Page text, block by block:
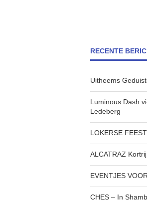
RECENTE
Uitheems
Luminous Dash
Ledeberg
LOKERSE
ALCATRAZ
EVENTJES
CHES – In